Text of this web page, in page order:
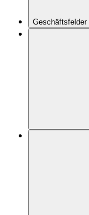
Geschäftsfelder